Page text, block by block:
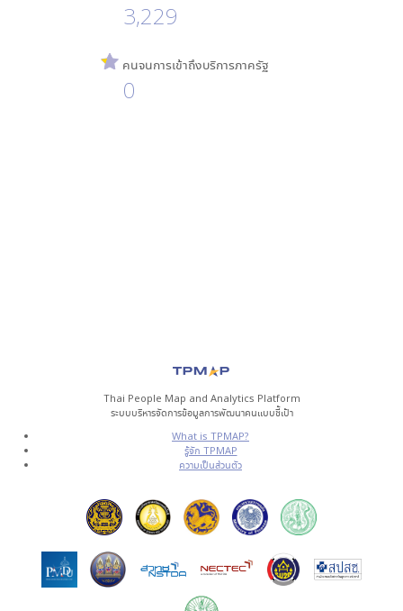
3,229
คนจนการเข้าถึงบริการภาครัฐ
0
Thai People Map and Analytics Platform
ระบบบริหารจัดการข้อมูลการพัฒนาคนแบบชี้เป้า
What is TPMAP?
รู้จัก TPMAP
ความเป็นส่วนตัว